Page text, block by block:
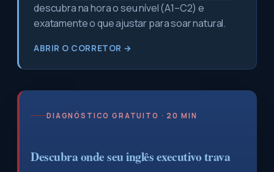
descubra na hora o seu nível (A1–C2) e
exatamente o que ajustar para soar natural.
ABRIR O CORRETOR →
DIAGNÓSTICO GRATUITO · 20 MIN
Descubra onde seu inglês executivo trava